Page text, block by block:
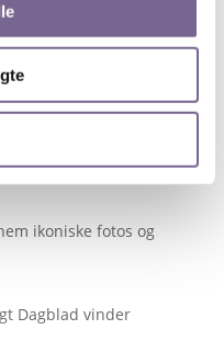
– uden at kode
ikoniske fotos og
Dagblad vinder